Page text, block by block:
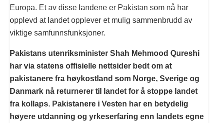
Europa. Et av disse landene er Pakistan som nå har
opplevd at landet opplever et mulig sammenbrudd av
viktige samfunnsfunksjoner.
Pakistans utenriksminister Shah Mehmood Qureshi
har via statens offisielle nettsider bedt om at
pakistanere fra høykostland som Norge, Sverige og
Danmark nå returnerer til landet for å stoppe landet
fra kollaps. Pakistanere i Vesten har en betydelig
høyere utdanning og yrkeserfaring enn landets egne